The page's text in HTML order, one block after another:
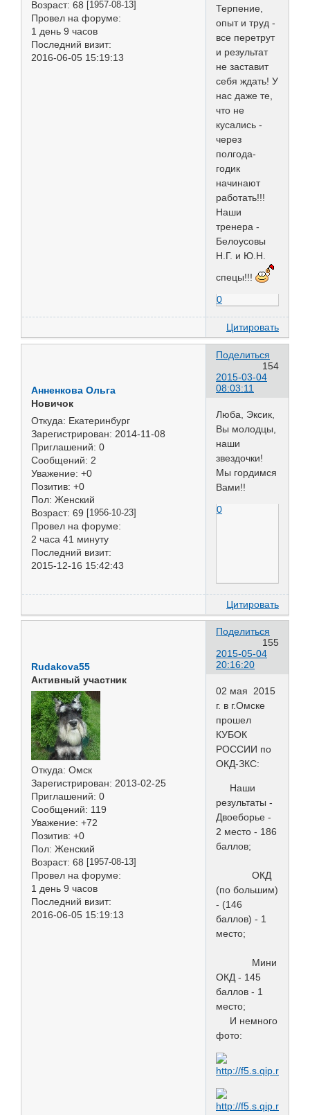
Возраст: 68 [1957-08-13]
Провел на форуме:
1 день 9 часов
Последний визит:
2016-06-05 15:19:13
Терпение,
опыт и труд -
все перетрут
и результат
не заставит
себя ждать! У
нас даже те,
что не
кусались -
через
полгода-
годик
начинают
работать!!!
Наши
тренера -
Белоусовы
Н.Г. и Ю.Н.
спецы!!!
0
Цитировать
Поделиться
154
2015-03-04
08:03:11
Анненкова Ольга
Новичок
Откуда: Екатеринбург
Зарегистрирован: 2014-11-08
Приглашений: 0
Сообщений: 2
Уважение: +0
Позитив: +0
Пол: Женский
Возраст: 69 [1956-10-23]
Провел на форуме:
2 часа 41 минуту
Последний визит:
2015-12-16 15:42:43
Люба, Эксик,
Вы молодцы,
наши
звездочки!
Мы гордимся
Вами!!
0
Цитировать
Поделиться
155
2015-05-04
20:16:20
Rudakova55
Активный участник
Откуда: Омск
Зарегистрирован: 2013-02-25
Приглашений: 0
Сообщений: 119
Уважение: +72
Позитив: +0
Пол: Женский
Возраст: 68 [1957-08-13]
Провел на форуме:
1 день 9 часов
Последний визит:
2016-06-05 15:19:13
02 мая 2015
г. в г.Омске
прошел
КУБОК
РОССИИ по
ОКД-ЗКС:
Наши
результаты -
Двоеборье -
2 место - 186
баллов;
ОКД
(по большим)
- (146
баллов) - 1
место;
Мини
ОКД - 145
баллов - 1
место;
И немного
фото: